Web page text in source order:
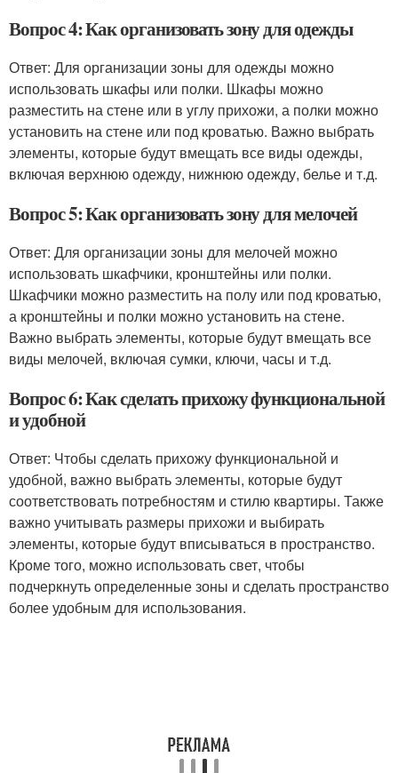
Вопрос 4: Как организовать зону для одежды
Ответ: Для организации зоны для одежды можно
использовать шкафы или полки. Шкафы можно
разместить на стене или в углу прихожи, а полки можно
установить на стене или под кроватью. Важно выбрать
элементы, которые будут вмещать все виды одежды,
включая верхнюю одежду, нижнюю одежду, белье и т.д.
Вопрос 5: Как организовать зону для мелочей
Ответ: Для организации зоны для мелочей можно
использовать шкафчики, кронштейны или полки.
Шкафчики можно разместить на полу или под кроватью,
а кронштейны и полки можно установить на стене.
Важно выбрать элементы, которые будут вмещать все
виды мелочей, включая сумки, ключи, часы и т.д.
Вопрос 6: Как сделать прихожу функциональной
и удобной
Ответ: Чтобы сделать прихожу функциональной и
удобной, важно выбрать элементы, которые будут
соответствовать потребностям и стилю квартиры. Также
важно учитывать размеры прихожи и выбирать
элементы, которые будут вписываться в пространство.
Кроме того, можно использовать свет, чтобы
подчеркнуть определенные зоны и сделать пространство
более удобным для использования.